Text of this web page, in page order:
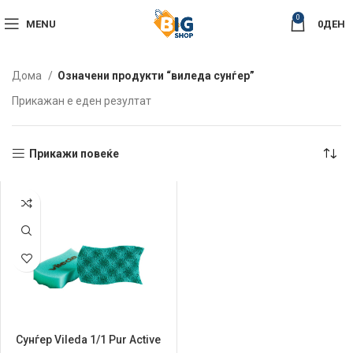
MENU
0
0ДЕН
Дома
Означени продукти “виледа сунѓер”
Прикажан е еден резултат
Прикажи повеќе
Сунѓер Vileda 1/1 Pur Active